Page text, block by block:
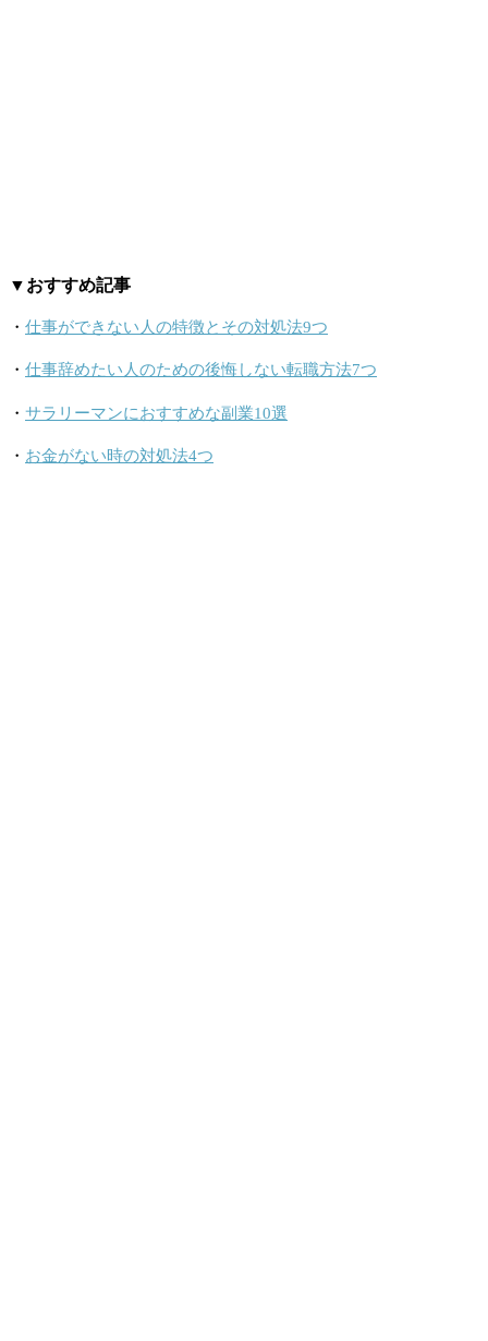
▼おすすめ記事
・ 仕事ができない人の特徴とその対処法9つ
・ 仕事辞めたい人のための後悔しない転職方法7つ
・ サラリーマンにおすすめな副業10選
・ お金がない時の対処法4つ